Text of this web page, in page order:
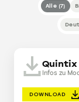
Alle (7)
Infos zu
DOWNLOAD